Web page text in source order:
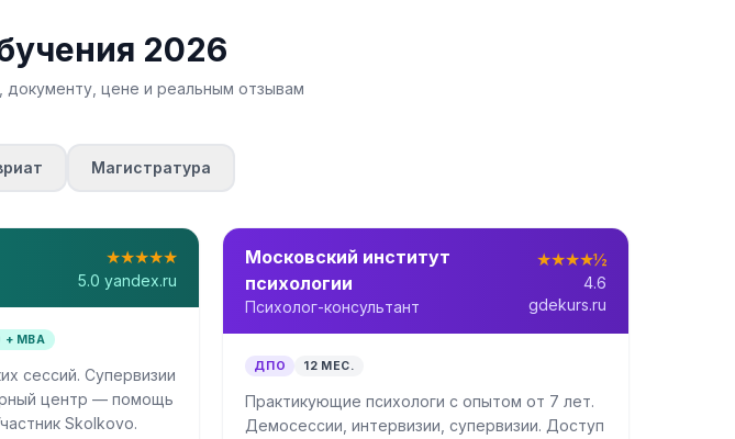
2026
документу, цене и реальным отзывам
Магистратура
★★★★★
5.0 yandex.ru
MBA
сессий. Супервизии
центр — помощь
Skolkovo.
Московский институт
психологии
Психолог-консультант
★★★★½
4.6
gdekurs.ru
ДПО 12 МЕС.
Практикующие психологи с опытом от 7 лет.
Демосессии, интервизии, супервизии. Доступ